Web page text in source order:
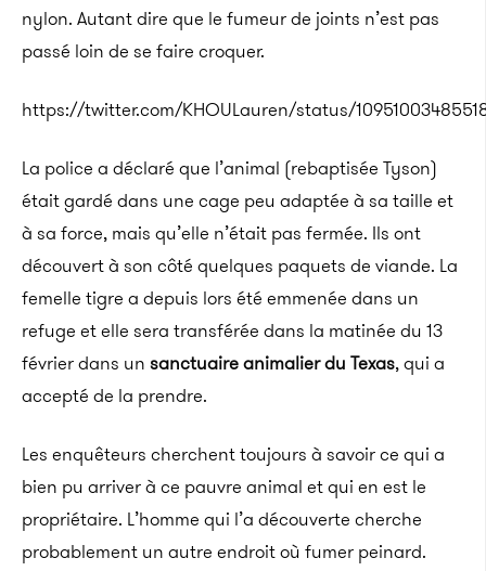
nylon. Autant dire que le fumeur de joints n’est pas
passé loin de se faire croquer.
https://twitter.com/KHOULauren/status/
La police a déclaré que l’animal (rebaptisée Tyson)
était gardé dans une cage peu adaptée à sa taille et
à sa force, mais qu’elle n’était pas fermée. Ils ont
découvert à son côté quelques paquets de viande. La
femelle tigre a depuis lors été emmenée dans un
refuge et elle sera transférée dans la matinée du 13
février dans un sanctuaire animalier du Texas, qui a
accepté de la prendre.
Les enquêteurs cherchent toujours à savoir ce qui a
bien pu arriver à ce pauvre animal et qui en est le
propriétaire. L’homme qui l’a découverte cherche
probablement un autre endroit où fumer peinard.